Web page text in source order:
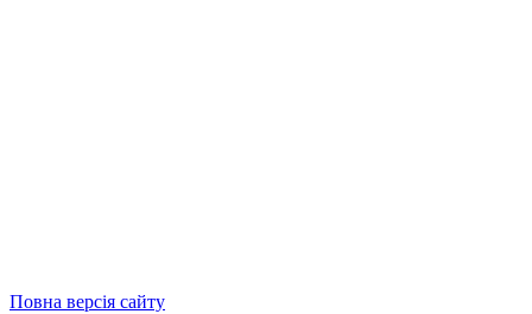
Повна версія сайту